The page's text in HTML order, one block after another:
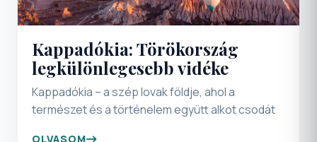
Kappadókia: Törökország
legkülönlegesebb vidéke
Kappadókia – a szép lovak földje, ahol a
természet és a történelem együtt alkot csodát
OLVASOM